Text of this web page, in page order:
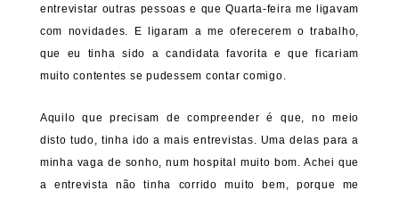
entrevistar outras pessoas e que Quarta-feira me ligavam
com novidades. E ligaram a me oferecerem o trabalho,
que eu tinha sido a candidata favorita e que ficariam
muito contentes se pudessem contar comigo.
Aquilo que precisam de compreender é que, no meio
disto tudo, tinha ido a mais entrevistas. Uma delas para a
minha vaga de sonho, num hospital muito bom. Achei que
a entrevista não tinha corrido muito bem, porque me